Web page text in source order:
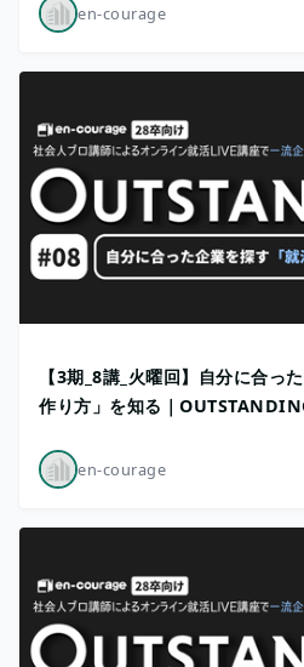
en-courage
【3期_8講_火曜回】自分に合っ
作り方」を知る｜
en-courage